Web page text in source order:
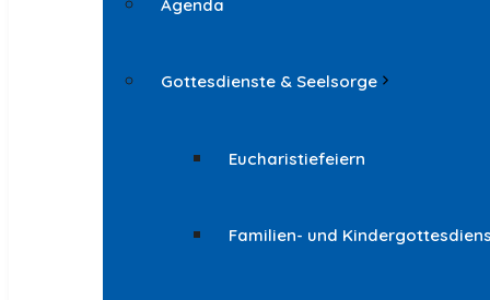
Agenda
Gottesdienste & Seelsorge
Eucharistiefeiern
Familien- und